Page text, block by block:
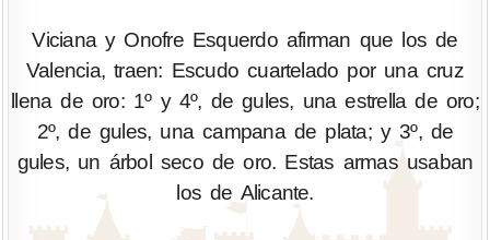
Viciana y Onofre Esquerdo afirman que los de
Valencia, traen: Escudo cuartelado por una cruz
llena de oro: 1º y 4º, de gules, una estrella de oro;
2º, de gules, una campana de plata; y 3º, de
gules, un árbol seco de oro. Estas armas usaban
los de Alicante.